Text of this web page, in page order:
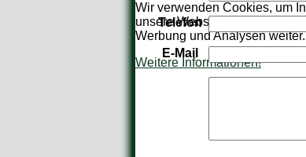
Wir verwenden Cookies, um
unsere Website zu
Werbung und Analysen weiter.
Weitere Informationen!
Telefon
E-Mail